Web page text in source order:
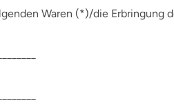
Waren (*)/die Erbringung